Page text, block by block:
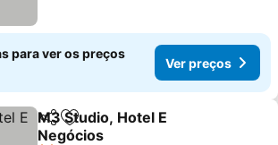
para ver os preços
Ver preços
PartilharAdicionar aos favoritos
M3 Studio, Hotel E
Negócios